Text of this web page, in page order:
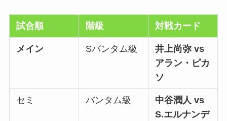
試合順 階級 対戦カード
メイン Sバンタム級
井上尚弥 vs
アラン・ピカ
ソ
セミ バンタム級
中谷潤人 vs
S.エルナンデ